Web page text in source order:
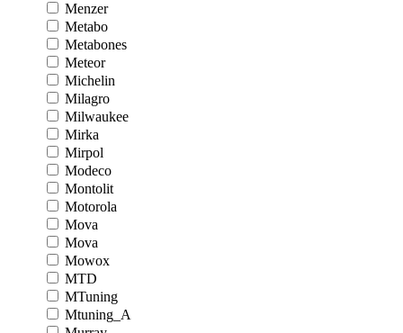
Menzer
Metabo
Metabones
Meteor
Michelin
Milagro
Milwaukee
Mirka
Mirpol
Modeco
Montolit
Motorola
Mova
Mova
Mowox
MTD
MTuning
Mtuning_A